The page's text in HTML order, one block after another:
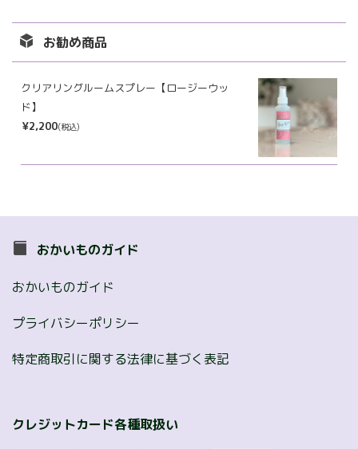
イ
ブ
お勧め商品
クリアリングルームスプレー【ロージーウッ
ド】
¥2,200(税込)
おかいものガイド
おかいものガイド
プライバシーポリシー
特定商取引に関する法律に基づく表記
クレジットカード各種取扱い